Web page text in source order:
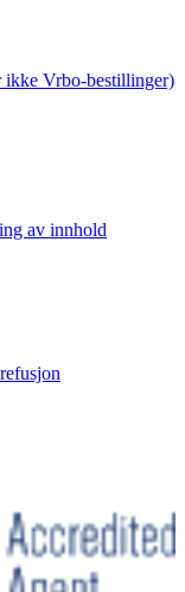
ikke Vrbo-bestillinger)
av innhold